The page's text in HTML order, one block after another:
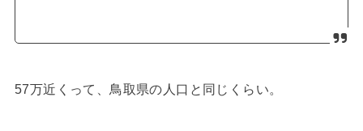
57万近くって、鳥取県の人口と同じくらい。